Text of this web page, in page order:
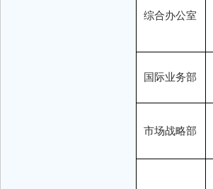
综合办公室
国际业务部
市场战略部